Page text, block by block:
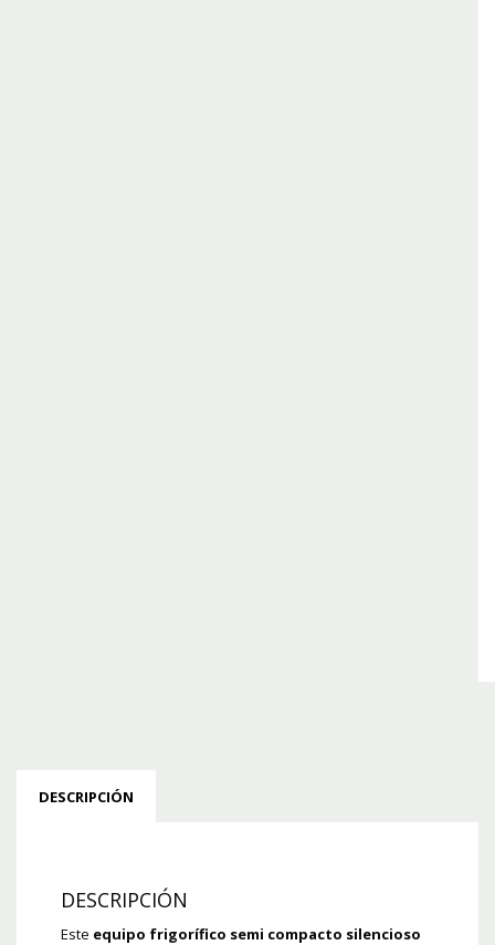
DESCRIPCIÓN
DESCRIPCIÓN
Este equipo frigorífico semi compacto silencioso